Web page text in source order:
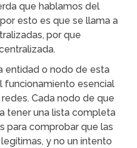
que hablamos del
esto es que se llama a
por que
entidad o nodo de esta
funcionamiento esencial
Cada nodo de que
tener una lista completa
para comprobar que las
y no un intento